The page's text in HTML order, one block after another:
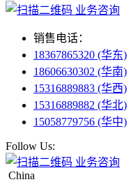
业务咨询
销售电话：
18367865320 (华东)
18606630302 (华南)
15316889883 (华西)
15316889882 (华北)
15058779756 (华中)
Follow Us:
业务咨询
China